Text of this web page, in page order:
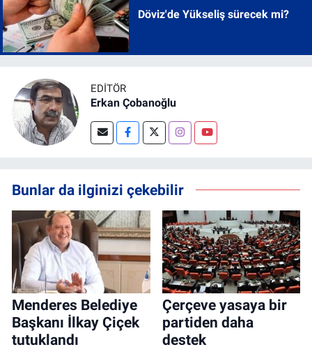
Döviz'de Yükseliş sürecek mi?
EDITÖR
Erkan Çobanoğlu
Bunlar da ilginizi çekebilir
Menderes Belediye
Başkanı İlkay Çiçek
tutuklandı
Çerçeve yasaya bir
partiden daha
destek